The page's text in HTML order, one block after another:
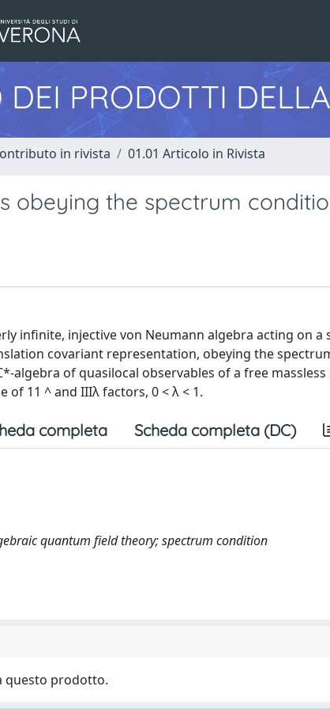
DEI PRODOTTI
in rivista 01.01 Articolo in Rivista
obeying the spectrum
infinite, injective von Neumann algebra acting on
covariant representation, obeying the
algebra of quasilocal observables of a free
of 11 ^ and IIIλ factors, 0 < λ < 1.
completa Scheda completa (DC)
quantum field theory; spectrum condition
questo prodotto.